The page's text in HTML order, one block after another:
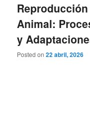
Animal:
y
Posted on22 abril, 2026